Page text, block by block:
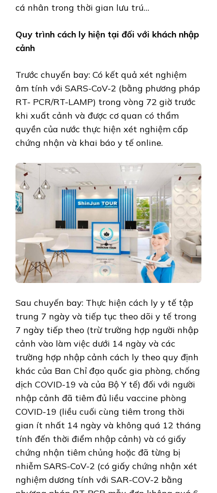
cá nhân trong thời gian lưu trú…
Quy trình cách ly hiện tại đối với khách nhập
cảnh
Trước chuyến bay: Có kết quả xét nghiệm
âm tính với SARS-CoV-2 (bằng phương pháp
RT- PCR/RT-LAMP) trong vòng 72 giờ trước
khi xuất cảnh và được cơ quan có thẩm
quyền của nước thực hiện xét nghiệm cấp
chứng nhận và khai báo y tế online.
Sau chuyến bay: Thực hiện cách ly y tế tập
trung 7 ngày và tiếp tục theo dõi y tế trong
7 ngày tiếp theo (trừ trường hợp người nhập
cảnh vào làm việc dưới 14 ngày và các
trường hợp nhập cảnh cách ly theo quy định
khác của Ban Chỉ đạo quốc gia phòng, chống
dịch COVID-19 và của Bộ Y tế) đối với người
nhập cảnh đã tiêm đủ liều vaccine phòng
COVID-19 (liều cuối cùng tiêm trong thời
gian ít nhất 14 ngày và không quá 12 tháng
tính đến thời điểm nhập cảnh) và có giấy
chứng nhận tiêm chủng hoặc đã từng bị
nhiễm SARS-CoV-2 (có giấy chứng nhận xét
nghiệm dương tính với SAR-COV-2 bằng